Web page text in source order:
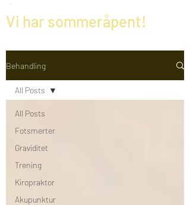
Vi har sommeråpent!
Behandling
All Posts
Fotsmerter
Graviditet
Trening
Kiropraktor
Akupunktur
All Posts